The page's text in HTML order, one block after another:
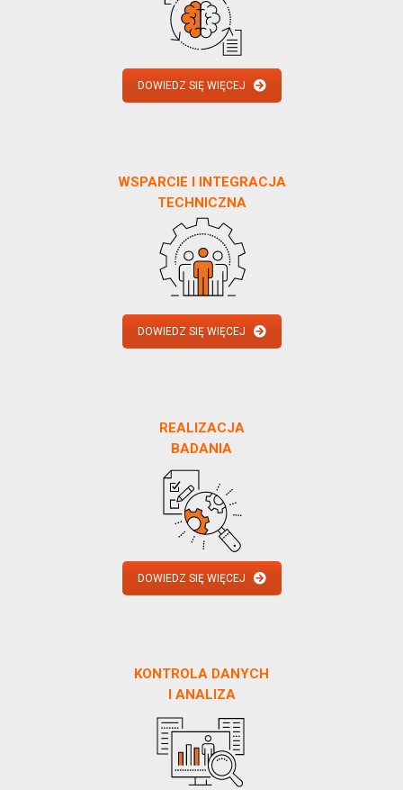
DOWIEDZ SIĘ WIĘCEJ
WSPARCIE I INTEGRACJA
TECHNICZNA
DOWIEDZ SIĘ WIĘCEJ
REALIZACJA
BADANIA
DOWIEDZ SIĘ WIĘCEJ
KONTROLA DANYCH
I ANALIZA